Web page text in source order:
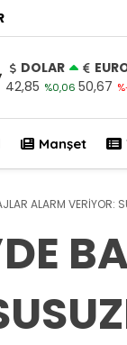
DOLAR
42,85 %0,06 50,67
Manşet
ALARM VERİYOR: